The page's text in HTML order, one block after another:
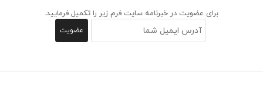
برای عضویت در خبرنامه سایت فرم زیر را تکمیل فرمایید.